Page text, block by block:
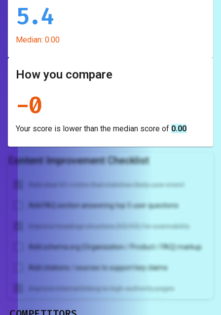
5.4
Median: 0.00
How you compare
-0
Your score is lower than the median score of 0.00
Content Improvement Checklist
Add clear H1 + intro that matches likely user intent
Add FAQ section answering top 5 user questions
Improve headings structure (H2/H3) for scannability
Add schema.org (Organization / Product / FAQ) markup
Add citations / sources to support key claims
Improve internal linking to high-authority pages